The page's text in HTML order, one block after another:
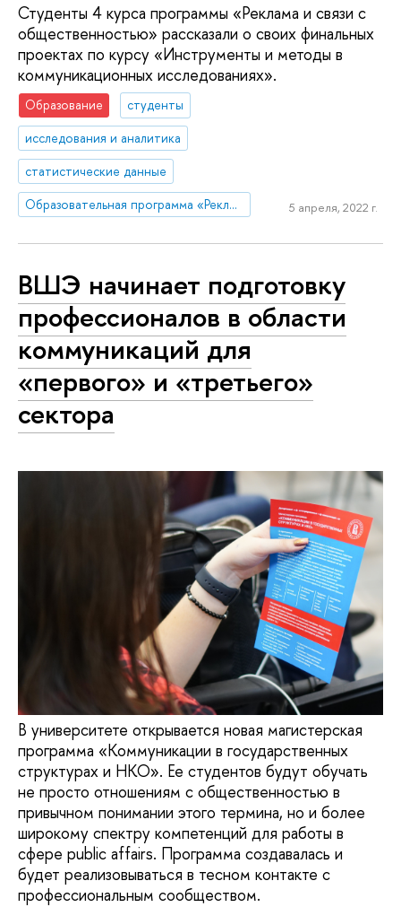
Студенты 4 курса программы «Реклама и связи с
общественностью» рассказали о своих финальных
проектах по курсу «Инструменты и методы в
коммуникационных исследованиях».
Образование
студенты
исследования и аналитика
статистические данные
Образовательная программа «Реклама и связи с общественностью»
5 апреля, 2022 г.
ВШЭ начинает подготовку
профессионалов в области
коммуникаций для
«первого» и «третьего»
сектора
В университете открывается новая магистерская
программа «Коммуникации в государственных
структурах и НКО». Ее студентов будут обучать
не просто отношениям с общественностью в
привычном понимании этого термина, но и более
широкому спектру компетенций для работы в
сфере public affairs. Программа создавалась и
будет реализовываться в тесном контакте с
профессиональным сообществом.